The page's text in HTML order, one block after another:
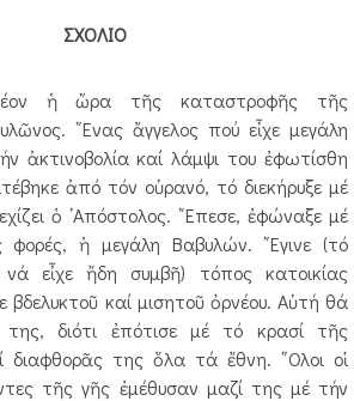
ΣΧΟΛΙΟ
ἡ ὥρα τῆς καταστροφῆς τῆς
῞Ενας ἄγγελος πού εἶχε μεγάλη
ἀκτινοβολία καί λάμψι του ἐφωτίσθη
ἀπό τόν οὐρανό, τό διεκήρυξε μέ
ὁ ᾿Απόστολος. ῎Επεσε, ἐφώναξε μέ
φορές, ἡ μεγάλη Βαβυλών. ῎Εγινε (τό
εἶχε ἤδη συμβῆ) τόπος κατοικίας
βδελυκτοῦ καί μισητοῦ ὀρνέου. Αὐτή θά
της, διότι ἐπότισε μέ τό κρασί τῆς
διαφθορᾶς της ὅλα τά ἔθνη. ῞Ολοι οἱ
τῆς γῆς ἐμέθυσαν μαζί της μέ τήν